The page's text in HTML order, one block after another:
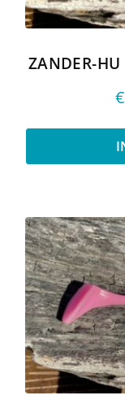
ZANDER-HU
€